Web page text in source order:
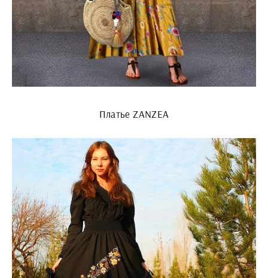
Платье ZANZEA